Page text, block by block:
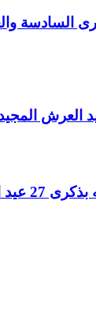
المجيد